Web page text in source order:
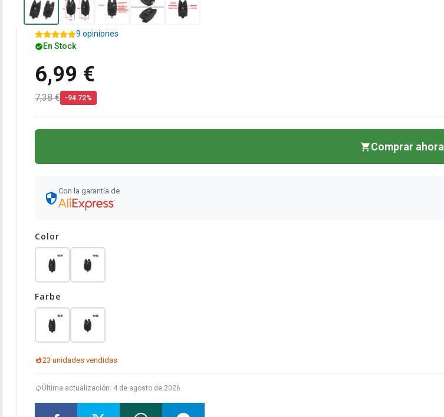
9 opiniones
En Stock
6,99 €
7,38 € -94.72%
Comprar ahora
Con la garantía de
Color
Farbe
23 unidades vendidas
Última actualización: 4 de agosto de 2026